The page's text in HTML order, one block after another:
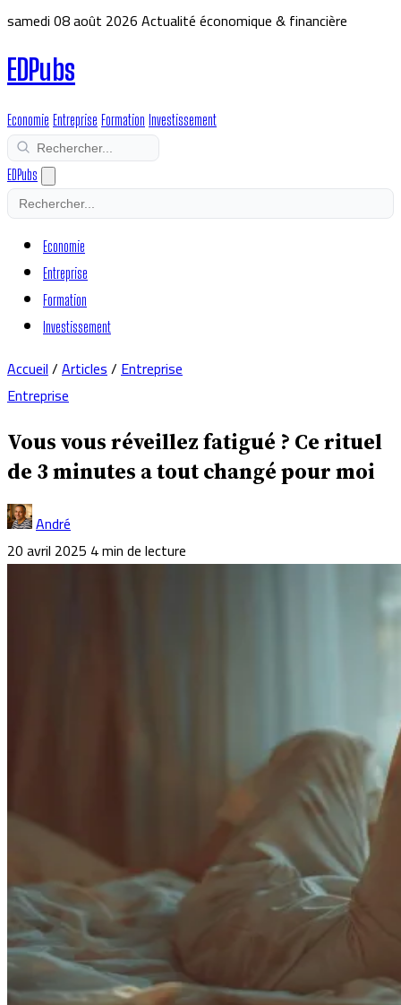
samedi 08 août 2026Actualité économique & financière
EDPubs
Economie Entreprise Formation Investissement
EDPubs
Economie
Entreprise
Formation
Investissement
Accueil/Articles/Entreprise
Entreprise
Vous vous réveillez fatigué ? Ce rituel
de 3 minutes a tout changé pour moi
André
20 avril 2025 4 min de lecture